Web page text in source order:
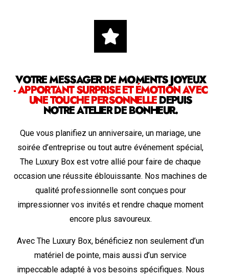
VOTRE MESSAGER DE MOMENTS JOYEUX
- APPORTANT SURPRISE ET ÉMOTION AVEC
UNE TOUCHE PERSONNELLEDEPUIS
NOTRE ATELIER DE BONHEUR.
Que vous planifiez un anniversaire, un mariage, une
soirée d’entreprise ou tout autre événement spécial,
The Luxury Box est votre allié pour faire de chaque
occasion une réussite éblouissante. Nos machines de
qualité professionnelle sont conçues pour
impressionner vos invités et rendre chaque moment
encore plus savoureux.
Avec The Luxury Box, bénéficiez non seulement d’un
matériel de pointe, mais aussi d’un service
impeccable adapté à vos besoins spécifiques. Nous